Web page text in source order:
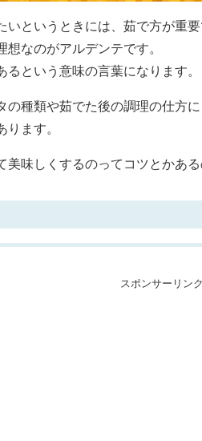
いというときには、茹で方が重要
なのがアルデンテです。
という意味の言葉になります。
の種類や茹でた後の調理の仕方に
ります。
美味しくするのってコツとかある
スポンサーリンク